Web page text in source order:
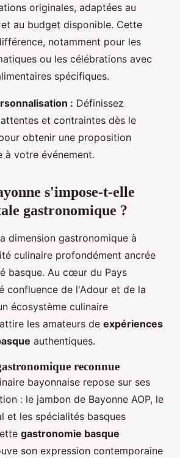
originales, adaptées au
au budget disponible. Cette
notamment pour les
ou les célébrations avec
spécifiques.
: Définissez
et contraintes dès le
obtenir une proposition
à votre événement.
s'impose-t-elle
gastronomique ?
dimension gastronomique à
culinaire profondément ancrée
basque. Au cœur du Pays
confluence de l'Adour et de la
écosystème culinaire
les amateurs de expériences
authentiques.
reconnue
bayonnaise repose sur ses
: le jambon de Bayonne AOP, le
et les spécialités basques
gastronomie basque
son expression contemporaine